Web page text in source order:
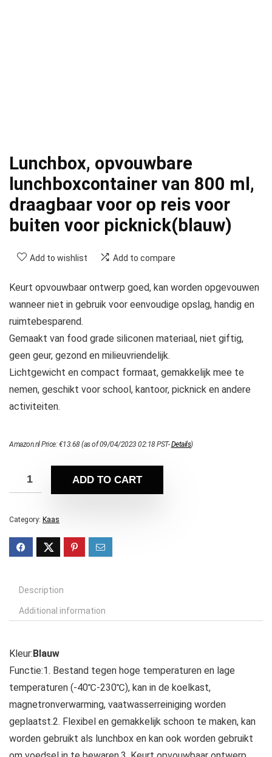
Lunchbox, opvouwbare
lunchboxcontainer van 800 ml,
draagbaar voor op reis voor
buiten voor picknick(blauw)
Add to wishlist Add to compare
Keurt opvouwbaar ontwerp goed, kan worden opgevouwen
wanneer niet in gebruik voor eenvoudige opslag, handig en
ruimtebesparend.
Gemaakt van food grade siliconen materiaal, niet giftig,
geen geur, gezond en milieuvriendelijk.
Lichtgewicht en compact formaat, gemakkelijk mee te
nemen, geschikt voor school, kantoor, picknick en andere
activiteiten.
Amazon.nl Price:€13.68(as of 09/04/2023 02:18 PST-Details)
ADD TO CART
Category: Kaas
Description
Additional information
Kleur: Blauw
Functie:1. Bestand tegen hoge temperaturen en lage
temperaturen (-40℃-230℃), kan in de koelkast,
magnetronverwarming, vaatwasserreiniging worden
geplaatst.2. Flexibel en gemakkelijk schoon te maken, kan
worden gebruikt als lunchbox en kan ook worden gebruikt